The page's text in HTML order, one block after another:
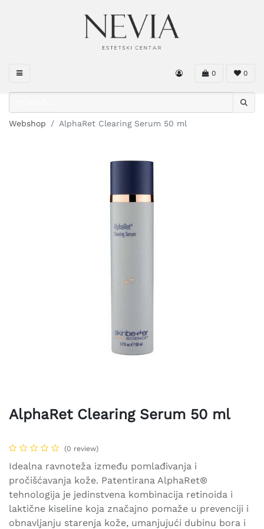
0 0
Webshop AlphaRet Clearing Serum 50 ml
AlphaRet Clearing Serum 50 ml
(0 review)
Idealna ravnoteža između pomlađivanja i
pročišćavanja kože. Patentirana AlphaRet®
tehnologija je jedinstvena kombinacija retinoida i
laktične kiseline koja značajno pomaže u prevenciji i
obnavljanju starenja kože, umanjujući dubinu bora i